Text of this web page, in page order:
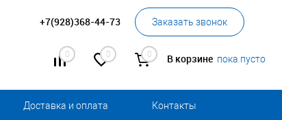
+7(928)368-44-73 Заказать звонок
0 0 0 В корзине пока пусто
Доставка и оплата Контакты